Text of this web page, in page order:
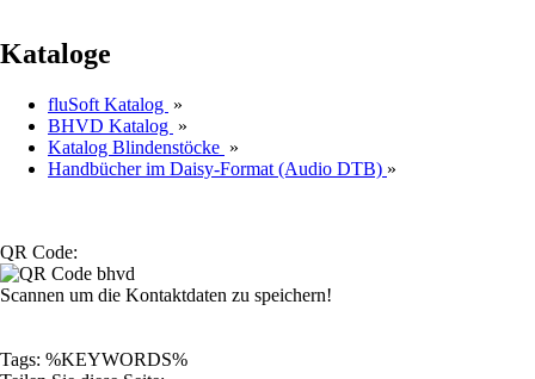
Kataloge
fluSoft Katalog »
BHVD Katalog »
Katalog Blindenstöcke »
Handbücher im Daisy-Format (Audio DTB) »
QR Code:
Scannen um die Kontaktdaten zu speichern!
Tags: %KEYWORDS%